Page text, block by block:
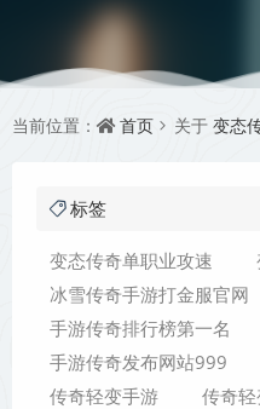
超变、合击、迷失等多
家都能找到自己喜
当前位置： 首页 关于 变态
标签
变态传奇单职业攻速
冰雪传奇手游打金服官网
手游传奇排行榜第一名
手游传奇发布网站999
传奇轻变手游
传奇